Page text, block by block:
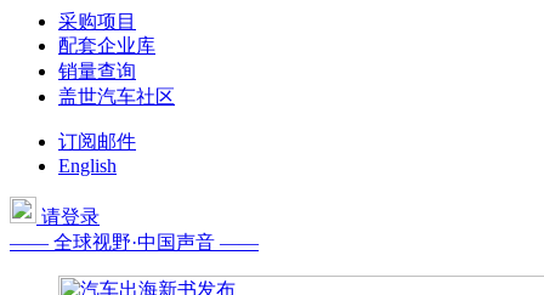
采购项目
配套企业库
销量查询
盖世汽车社区
订阅邮件
English
请登录
—— 全球视野·中国声音 ——